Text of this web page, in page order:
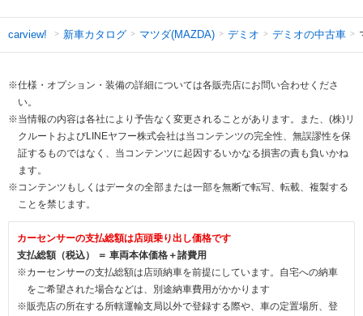
carview! 新車カタログ マツダ(MAZDA) デミオ デミオの中古車
※仕様・オプション・装備の詳細については各販売店にお問い合わせくださ
い。
※当情報の内容は各社により予告なく変更されることがあります。また、(株)リ
クルートおよびLINEヤフー株式会社は当コンテンツの完全性、無誤謬性を保
証するものではなく、当コンテンツに起因するいかなる損害の責も負いかね
ます。
※コンテンツもしくはデータの全部または一部を無断で転写、転載、複製する
ことを禁じます。
カーセンサーの支払総額は店頭乗り出し価格です
支払総額（税込） ＝ 車両本体価格＋諸費用
※カーセンサーの支払総額は店頭納車を前提にしています。自宅への納車
をご希望された場合などは、別途納車費用がかかります
※販売店の所在する所轄運輸支局以外で登録する際や、車の定置場所、登